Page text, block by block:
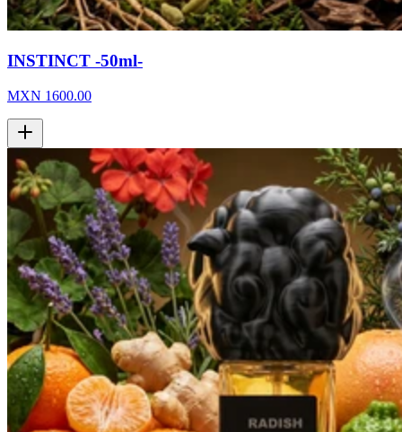
INSTINCT -50ml-
MXN 1600.00